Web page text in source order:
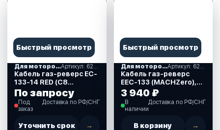
Быстрый просмотр
Для моторов Yamaha, Suzuki, Tohatsu
Кабель газ-реверс EC-
133-14 RED (C8
красный)14 футов
622059
По запросу
Под
заказ
Доставка по РФ/СНГ
Уточнить срок →
Быстрый просмотр
Для моторов Yamaha, Suzuki, Tohatsu
Кабель газ-реверс
EEC-133 (MACHZero),
23 FT, для Yamaha,
Tohatsu, Suzuki, Honda,
Nissan (622192)
3 940 ₽
В
наличии
Доставка по РФ/СНГ
В корзину →